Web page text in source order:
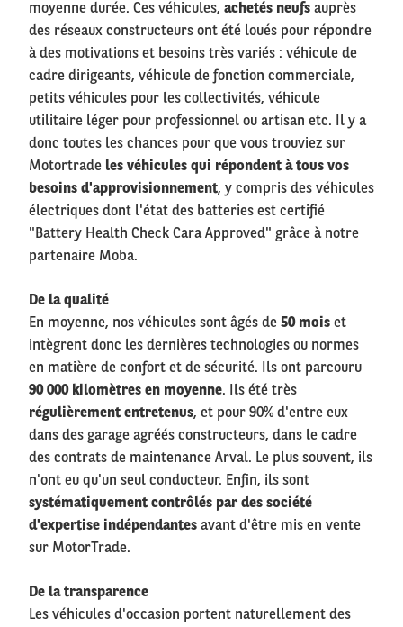
moyenne durée. Ces véhicules, achetés neufs auprès
des réseaux constructeurs ont été loués pour répondre
à des motivations et besoins très variés : véhicule de
cadre dirigeants, véhicule de fonction commerciale,
petits véhicules pour les collectivités, véhicule
utilitaire léger pour professionnel ou artisan etc. Il y a
donc toutes les chances pour que vous trouviez sur
Motortrade les véhicules qui répondent à tous vos
besoins d'approvisionnement, y compris des véhicules
électriques dont l'état des batteries est certifié
"Battery Health Check Cara Approved" grâce à notre
partenaire Moba.
De la qualité
En moyenne, nos véhicules sont âgés de 50 mois et
intègrent donc les dernières technologies ou normes
en matière de confort et de sécurité. Ils ont parcouru
90 000 kilomètres en moyenne. Ils été très
régulièrement entretenus, et pour 90% d'entre eux
dans des garage agréés constructeurs, dans le cadre
des contrats de maintenance Arval. Le plus souvent, ils
n'ont eu qu'un seul conducteur. Enfin, ils sont
systématiquement contrôlés par des société
d'expertise indépendantes avant d'être mis en vente
sur MotorTrade.
De la transparence
Les véhicules d'occasion portent naturellement des